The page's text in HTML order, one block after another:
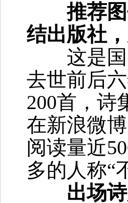
推荐图
结出版社
这是国
去世前后
200首，诗
在新浪微
阅读量近
多的人称“
出场诗